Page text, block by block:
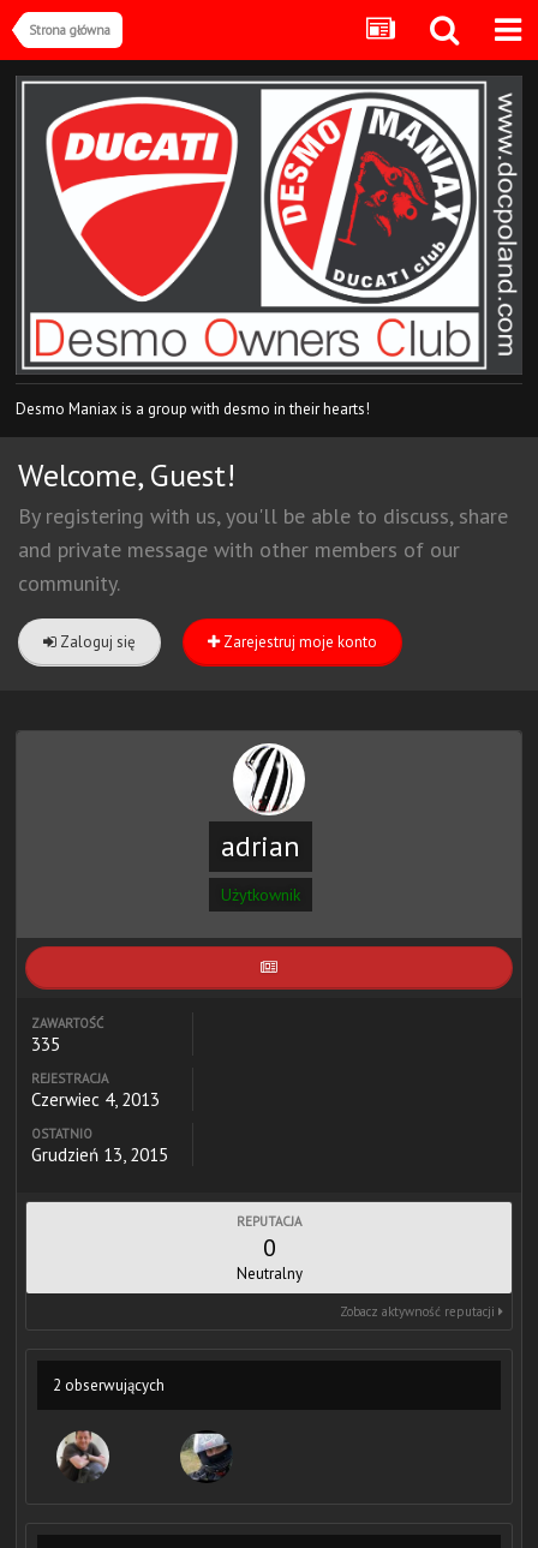
Strona główna
Desmo Maniax is a group with desmo in their hearts!
Welcome, Guest!
By registering with us, you'll be able to discuss, share
and private message with other members of our
community.
Zaloguj się Zarejestruj moje konto
adrian
Użytkownik
ZAWARTOŚĆ
335
REJESTRACJA
Czerwiec 4, 2013
OSTATNIO
Grudzień 13, 2015
REPUTACJA
0
Neutralny
Zobacz aktywność reputacji
2 obserwujących